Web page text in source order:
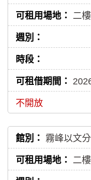
二
不開放
霧峰以文
二